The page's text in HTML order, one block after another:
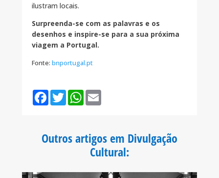
ilustram locais.
Surpreenda-se com as palavras e os
desenhos e inspire-se para a sua próxima
viagem a Portugal.
Fonte: bnportugal.pt
F
o
T
w
r
W
p
E
Outros artigos em Divulgação
Cultural: